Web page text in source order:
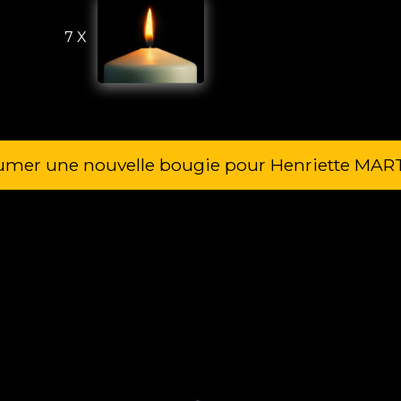
7 X
une nouvelle bougie pour Henriette